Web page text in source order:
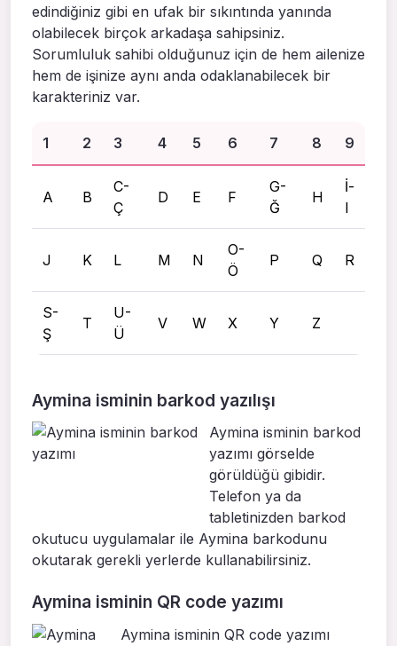
edindiğiniz gibi en ufak bir sıkıntında yanında
olabilecek birçok arkadaşa sahipsiniz.
Sorumluluk sahibi olduğunuz için de hem ailenize
hem de işinize aynı anda odaklanabilecek bir
karakteriniz var.
1 2 3 4 5 6 7 8 9
A B
C-
Ç
D E F
G-
Ğ
H
İ-
I
J K L M N
O-
Ö
P Q R
S-
Ş
T
U-
Ü
V W X Y Z
Aymina isminin barkod yazılışı
Aymina isminin barkod
yazımı görselde
görüldüğü gibidir.
Telefon ya da
tabletinizden barkod
okutucu uygulamalar ile Aymina barkodunu
okutarak gerekli yerlerde kullanabilirsiniz.
Aymina isminin QR code yazımı
Aymina isminin QR code yazımı